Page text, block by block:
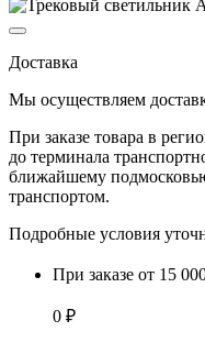
Доставка
Мы осуществляем
При заказе товара в
до терминала
ближайшему
транспортом.
Подробные условия
При заказе от 15
0 ₽